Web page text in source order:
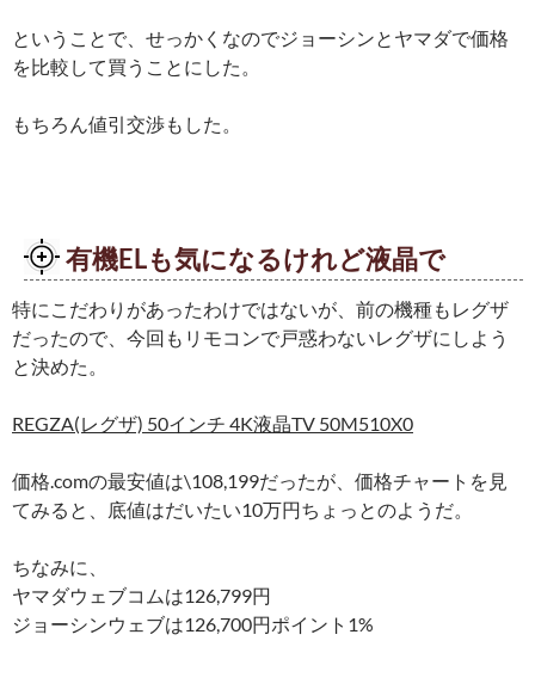
ということで、せっかくなのでジョーシンとヤマダで価格
を比較して買うことにした。
もちろん値引交渉もした。
有機ELも気になるけれど液晶で
特にこだわりがあったわけではないが、前の機種もレグザ
だったので、今回もリモコンで戸惑わないレグザにしよう
と決めた。
REGZA(レグザ) 50インチ 4K液晶TV 50M510X0
価格.comの最安値は\108,199だったが、価格チャートを見
てみると、底値はだいたい10万円ちょっとのようだ。
ちなみに、
ヤマダウェブコムは126,799円
ジョーシンウェブは126,700円ポイント1%